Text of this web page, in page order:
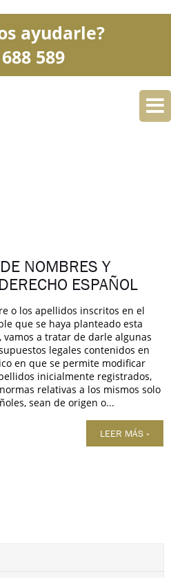
ayudarle?
589
NOMBRES Y
ESPAÑOL
o los apellidos inscritos en el
que se haya planteado esta
a tratar de darle algunas
legales contenidos en
en que se permite modificar
inicialmente registrados,
relativas a los mismos solo
sean de origen o...
LEER MÁS »